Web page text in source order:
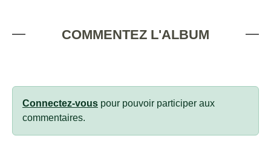
COMMENTEZ L'ALBUM
Connectez-vous pour pouvoir participer aux
commentaires.